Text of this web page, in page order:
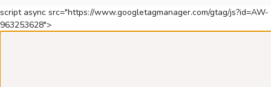
script async src="https://www.googletagmanager.com/gtag/js?id=AW-
963253628">